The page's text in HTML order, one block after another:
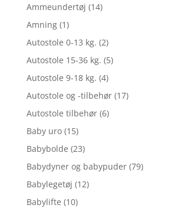
Ammeundertøj (14)
Amning (1)
Autostole 0-13 kg. (2)
Autostole 15-36 kg. (5)
Autostole 9-18 kg. (4)
Autostole og -tilbehør (17)
Autostole tilbehør (6)
Baby uro (15)
Babybolde (23)
Babydyner og babypuder (79)
Babylegetøj (12)
Babylifte (10)